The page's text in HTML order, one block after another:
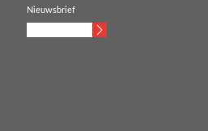
Nieuwsbrief